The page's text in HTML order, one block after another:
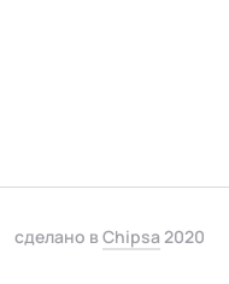
сделано в Chipsa 2020